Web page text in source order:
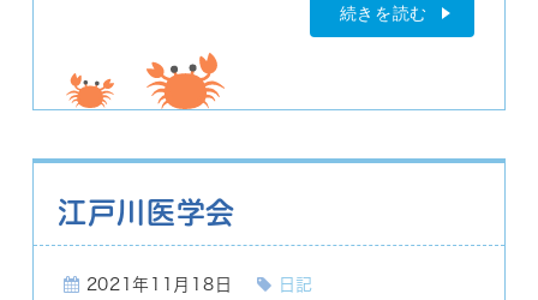
続きを読む
江戸川医学会
2021年11月18日 日記